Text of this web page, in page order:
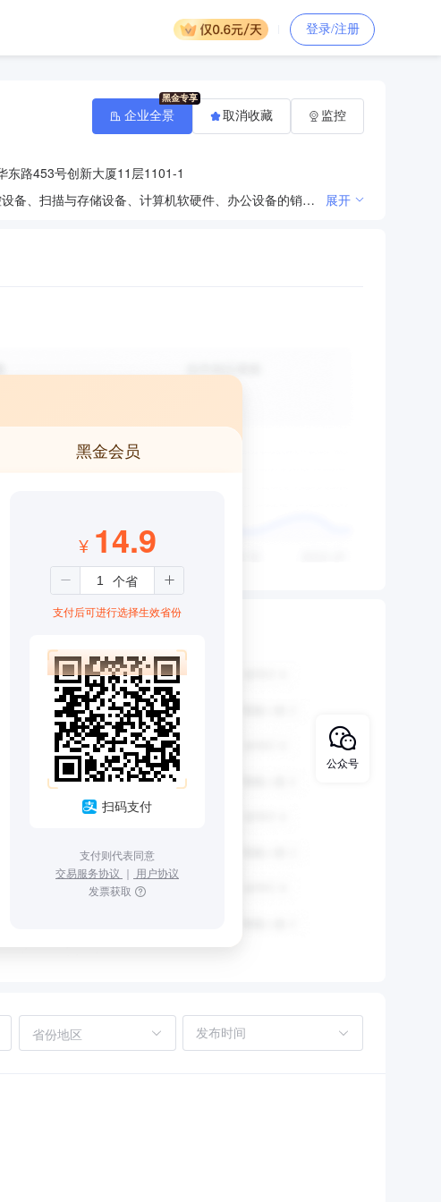
登录/注册
东路453号创新大厦11层1101-1
一般项目：职业中介服务、人力资源管理咨询，人力资源服务；办公用品及耗材、档案装具、监控设备、扫描与存储设备、计算机软硬件、办公设备的销售；计算机系统集成；计算机网络综合布线；互联网信息服务（金融、证券、期货、保险、教育除外）；计算机软硬件开发、网络技术服务、技术转让、技术开发、技术咨询；设计、制作、代理国内广告业务，发布国内户外广告业务。（除依法须经批准的项目外，凭营业执照依法自主开展经营活动） 展开
企业全景 取消收藏 监控
黑金会员
元
¥ 14.9
支付后可进行选择生效省份
扫码支付
支付则代表同意
交易服务协议 ｜ 用户协议
发票获取
省份地区
公众号